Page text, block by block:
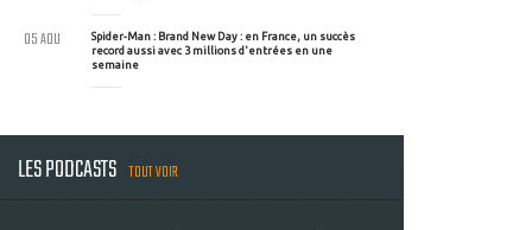
Spider-Man : Brand New Day : en France, un succès
record aussi avec 3 millions d'entrées en une
semaine
05 AOU
LES PODCASTS TOUT VOIR